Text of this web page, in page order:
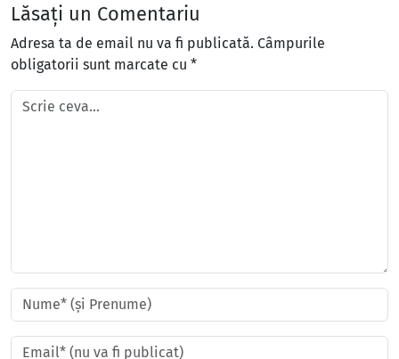
Lăsați un Comentariu
Adresa ta de email nu va fi publicată. Câmpurile
obligatorii sunt marcate cu *